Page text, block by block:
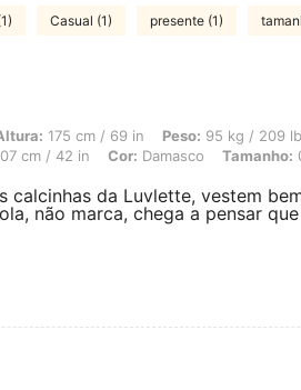
Casual (1) presente (1)
cm / 69 in, Peso: 95 kg / 209 lbs, Busto:
175 cm / 69 in Peso: 95 kg / 209
cm / 42 in Cor: Damasco Tamanho:
calcinhas da Luvlette, vestem
não marca, chega a pensar